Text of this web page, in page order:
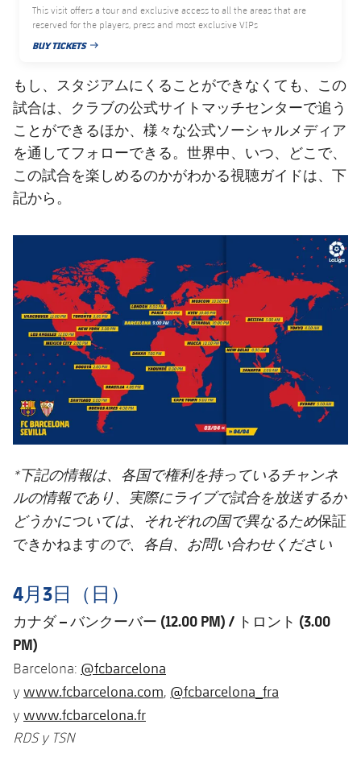
This visit offers a tour and exclusive access to all the areas that are
reserved for the players, press and most exclusive VIPs
BUY TICKETS
PUBLISHED NEWS
もし、スタジアムにくることができなくても、この
試合は、クラブの公式サイトマッチセンターで追う
ことができるほか、様々な公式ソーシャルメディア
を通してフォローできる。世界中、いつ、どこで、
この試合を楽しめるのかがわかる視聴ガイドは、下
記から。
*下記の情報は、各国で権利を持っているチャンネ
ルの情報であり、実際にライブで試合を放送するか
どうかについては、それぞれの国で異なるため保証
できかねますので、各自、お問い合わせください
4月3日（日）
カナダ– バンクーバー (12.00 PM) / トロント (3.00
PM)
Barcelona: @fcbarcelona
y www.fcbarcelona.com, @fcbarcelona_fra
y www.fcbarcelona.fr
RDS y TSN